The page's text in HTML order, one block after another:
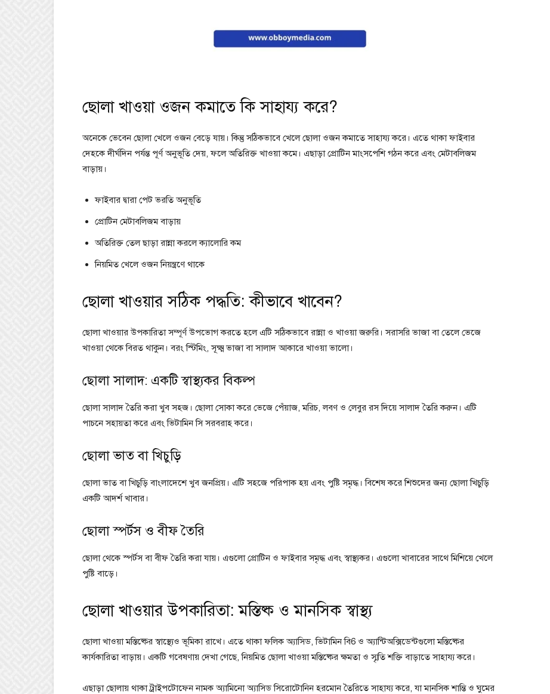
ছোলা খাওয়া ওজন কমাতে কি সাহায্য করে?
অনেকে ভেবেন ছোলা খেলে ওজন বেড়ে যায়। কিন্তু সঠিকভাবে খেলে ছোলা ওজন কমাতে সাহায্য করে। এতে থাকা ফাইবার
দেহকে দীর্ঘদিন পর্যন্ত পূর্ণ অনুভূতি দেয়, ফলে অতিরিক্ত খাওয়া কমে। এছাড়া প্রোটিন মাংসপেশি গঠন করে এবং মেটাবলিজম
বাড়ায়।
ফাইবার দ্বারা পেট ভরতি অনুভূতি
প্রোটিন মেটাবলিজম বাড়ায়
অতিরিক্ত তেল ছাড়া রান্না করলে ক্যালোরি কম
নিয়মিত খেলে ওজন নিয়ন্ত্রণে থাকে
ছোলা খাওয়ার সঠিক পদ্ধতি: কীভাবে খাবেন?
ছোলা খাওয়ার উপকারিতা সম্পূর্ণ উপভোগ করতে হলে এটি সঠিকভাবে রান্না ও খাওয়া জরুরি। সরাসরি ভাজা বা তেলে ভেজে
খাওয়া থেকে বিরত থাকুন। বরং স্টিমিং, সূক্ষ্ম ভাজা বা সালাদ আকারে খাওয়া ভালো।
ছোলা সালাদ: একটি স্বাস্থ্যকর বিকল্প
ছোলা সালাদ তৈরি করা খুব সহজ। ছোলা সোকা করে ভেজে পেঁয়াজ, মরিচ, লবণ ও লেবুর রস দিয়ে সালাদ তৈরি করুন। এটি
পাচনে সহায়তা করে এবং ভিটামিন সি সরবরাহ করে।
ছোলা ভাত বা খিচুড়ি
ছোলা ভাত বা খিচুড়ি বাংলাদেশে খুব জনপ্রিয়। এটি সহজে পরিপাক হয় এবং পুষ্টি সমৃদ্ধ। বিশেষ করে শিশুদের জন্য ছোলা খিচুড়ি
একটি আদর্শ খাবার।
ছোলা স্পর্টস ও বীফ তৈরি
ছোলা থেকে স্পর্টস বা বীফ তৈরি করা যায়। এগুলো প্রোটিন ও ফাইবার সমৃদ্ধ এবং স্বাস্থ্যকর। এগুলো খাবারের সাথে মিশিয়ে খেলে
পুষ্টি বাড়ে।
ছোলা খাওয়ার উপকারিতা: মস্তিষ্ক ও মানসিক স্বাস্থ্য
ছোলা খাওয়া মস্তিষ্কের স্বাস্থ্যেও ভূমিকা রাখে। এতে থাকা ফলিক অ্যাসিড, ভিটামিন বি6 ও অ্যান্টিঅক্সিডেন্টগুলো মস্তিষ্কের
কার্যকারিতা বাড়ায়। একটি গবেষণায় দেখা গেছে, নিয়মিত ছোলা খাওয়া মস্তিষ্কের ক্ষমতা ও স্মৃতি শক্তি বাড়াতে সাহায্য করে।
এছাড়া ছোলায় থাকা ট্রাইপটোফেন নামক অ্যামিনো অ্যাসিড সিরোটোনিন হরমোন তৈরিতে সাহায্য করে, যা মানসিক শান্তি ও ঘুমের